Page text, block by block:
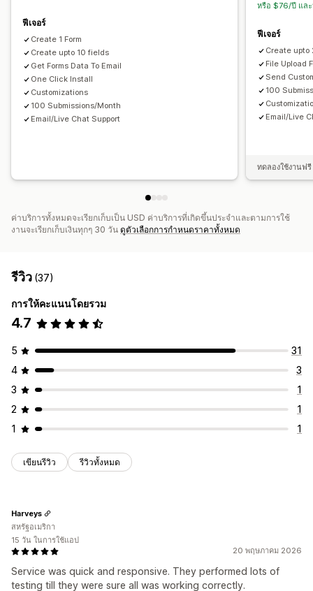
การจัดการข้อมูล
การตอบกลับอีเมล
ซิงค์อัตโนมัติ
แดชบอร์ด
ข้อจำกัดของแบบฟอร์ม ประวัติ
หลังการซื้อ
การจัดการการส่ง
SMS อีเมล การส่งออกข้อมูล
ฟีเจอร์
Create 1 Form
Create upto 10 fields
Get Forms Data To Email
One Click Install
Customizations
100 Submissions/Month
Email/Live Chat Support
หรือ $76/ปี แล
ฟีเจอร์
Create upto
File Upload
Send
100
Email/Live
ทดลองใช้งานฟ
ค่าบริการทั้งหมดจะเรียกเก็บเป็น USD ค่าบริการที่เกิดขึ้นประจำและตามการใช้
งานจะเรียกเก็บเงินทุกๆ 30 วัน ดูตัวเลือกการกำหนดราคาทั้งหมด
รีวิว (37)
การให้คะแนนโดยรวม
4.7
5
31
4
3
3
1
2
1
1
1
เขียนรีวิว รีวิวทั้งหมด
20 พฤษภาคม 2026
Service was quick and responsive. They performed lots of
testing till they were sure all was working correctly.
Harveys
สหรัฐอเมริกา
15 วัน ในการใช้แอป